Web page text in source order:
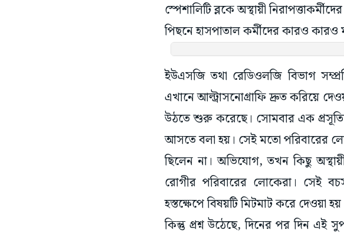
স্পেশালিটি ব্লকে অস্থায়ী
পিছনে হাসপাতাল কর্মীদের কারও
ইউএসজি তথা রেডিওলজি বিভাগ
এখানে আল্ট্রাসনোগ্রাফি দ্রুত করিয়ে
উঠতে শুরু করেছে। সোমবার এক
আসতে বলা হয়। সেই মতো পরিবারের
ছিলেন না। অভিযোগ, তখন কিছু অস্থায়ী
রোগীর পরিবারের লোকেরা। সেই
হস্তক্ষেপে বিষয়টি মিটমাট করে দেওয়া
কিন্তু প্রশ্ন উঠেছে, দিনের পর দিন এই